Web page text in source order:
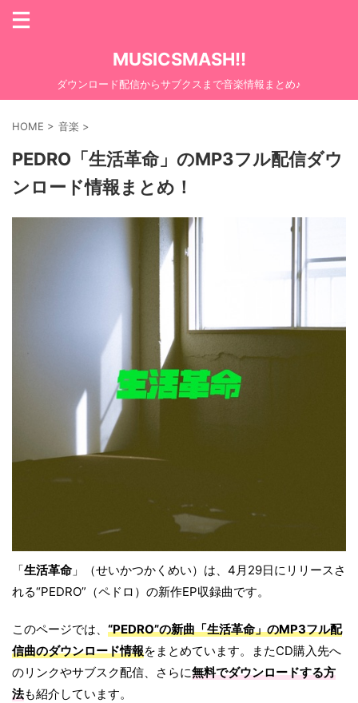
MUSICSMASH!!
ダウンロード配信からサブクスまで音楽情報まとめ♪
HOME > 音楽 >
PEDRO「生活革命」のMP3フル配信ダウ
ンロード情報まとめ！
「生活革命 」（せいかつかくめい）は、4月29日にリリースさ
れる“PEDRO”（ペドロ）の新作EP収録曲です。
このページでは、 “PEDRO”の新曲「生活革命」のMP3フル配
信曲のダウンロード情報をまとめています。またCD購入先へ
のリンクやサブスク配信、さらに無料でダウンロードする方
法も紹介しています。